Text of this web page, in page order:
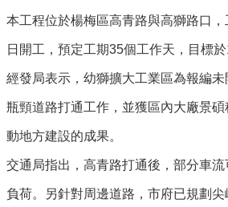
本工程位於楊梅區高青路與高獅路口
日開工，預定工期35個工作天，目標於
經發局表示，幼獅擴大工業區為報編
瓶頸道路打通工作，並獲區內大廠景
動地方建設的成果。
交通局指出，高青路打通後，部分車
負荷。另針對周邊道路，市府已規劃